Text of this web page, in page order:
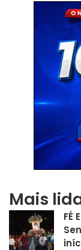
Mais
FÉ